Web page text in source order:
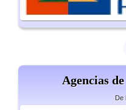
Agencias
De